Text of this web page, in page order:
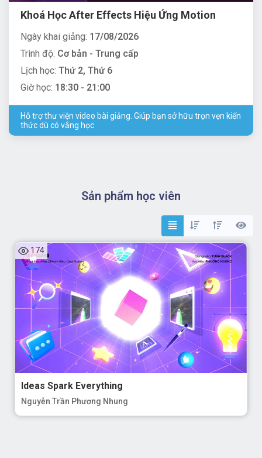
Khoá Học After Effects Hiệu Ứng Motion
Ngày khai giảng: 17/08/2026
Trình độ: Cơ bản - Trung cấp
Lịch học: Thứ 2, Thứ 6
Giờ học: 18:30 - 21:00
Hỗ trợ thư viện video bài giảng. Giúp bạn sở hữu trọn vẹn kiến
thức dù có vắng học
Sản phẩm học viên
174
Ideas Spark Everything
Nguyễn Trần Phương Nhung